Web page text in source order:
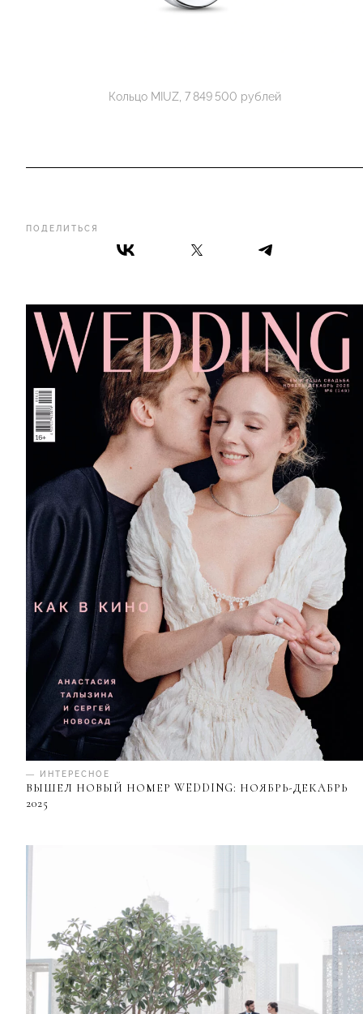
ПОДЕЛИТЬСЯ
— ИНТЕРЕСНОЕ
ВЫШЕЛ НОВЫЙ НОМЕР WEDDING: НОЯБРЬ-ДЕКАБРЬ
2025
Кольцо MIUZ, 7 849 500 рублей